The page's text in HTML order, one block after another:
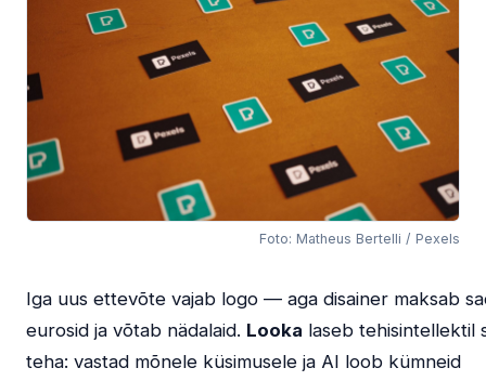
Foto: Matheus Bertelli / Pexels
Iga uus ettevõte vajab logo — aga disainer maksab
eurosid ja võtab nädalaid. Looka laseb tehisintellektil
teha: vastad mõnele küsimusele ja AI loob kümneid